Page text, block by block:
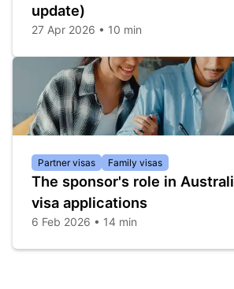
update)
27 Apr 2026 • 10 min
Partner visas Family visas
The sponsor's role in
visa applications
6 Feb 2026 • 14 min